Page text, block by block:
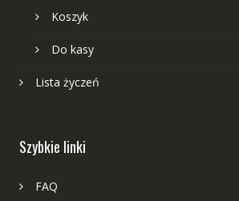
Koszyk
Do kasy
Lista życzeń
Szybkie linki
FAQ